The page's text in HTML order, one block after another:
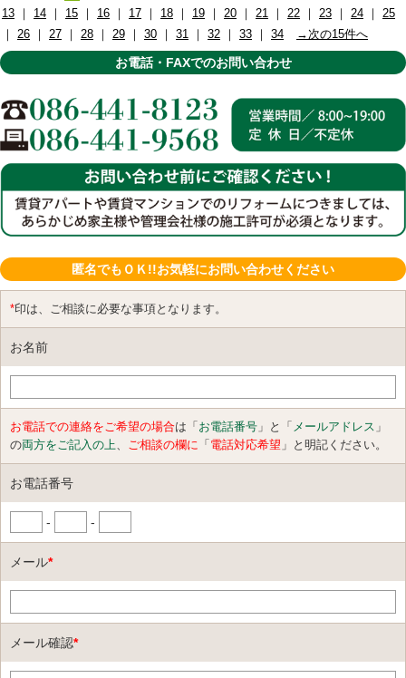
13
｜ 14 ｜ 15 ｜ 16 ｜ 17 ｜ 18 ｜ 19 ｜ 20 ｜ 21 ｜ 22 ｜ 23 ｜ 24 ｜
25
｜
26 ｜ 27 ｜ 28 ｜ 29 ｜ 30 ｜ 31 ｜ 32 ｜ 33 ｜ 34 →次の15件へ
お電話・FAXでのお問い合わせ
匿名でもＯＫ!!お気軽にお問い合わせください
*印は、ご相談に必要な事項となります。
お名前
お電話での連絡をご希望の場合は「 お電話番号 」と「 メールアドレス 」
の両方をご記入の上 ご相談の欄に 「 電話対応希望 」と明記ください。
お電話番号
- -
メール*
メール確認*